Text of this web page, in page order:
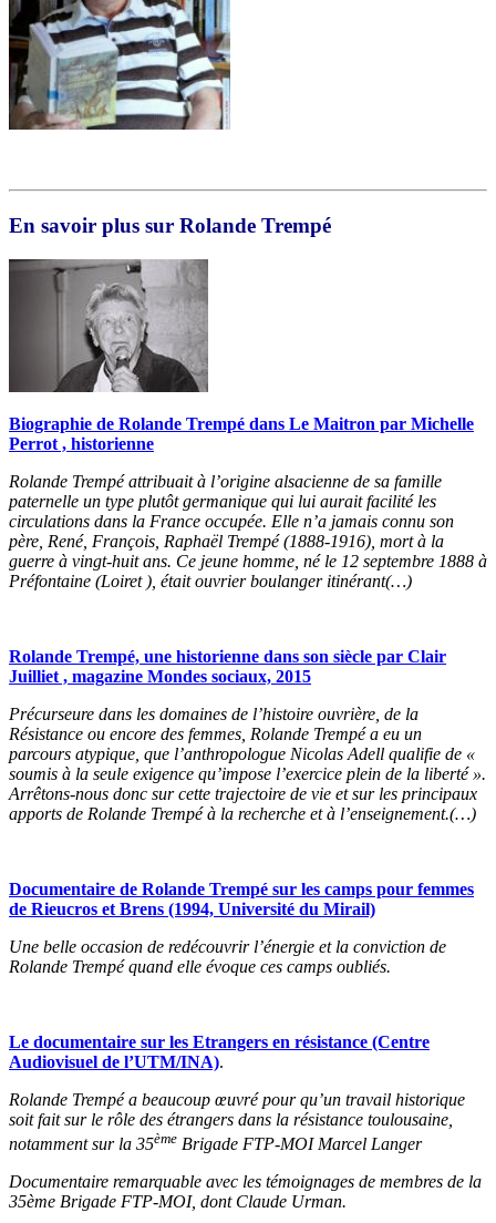
En savoir plus sur Rolande Trempé
Biographie de Rolande Trempé dans Le Maitron par Michelle
Perrot , historienne
Rolande Trempé attribuait à l’origine alsacienne de sa famille
paternelle un type plutôt germanique qui lui aurait facilité les
circulations dans la France occupée. Elle n’a jamais connu son
père, René, François, Raphaël Trempé (1888-1916), mort à la
guerre à vingt-huit ans. Ce jeune homme, né le 12 septembre 1888 à
Préfontaine (Loiret ), était ouvrier boulanger itinérant(…)
Rolande Trempé, une historienne dans son siècle par Clair
Juilliet , magazine Mondes sociaux, 2015
Précurseure dans les domaines de l’histoire ouvrière, de la
Résistance ou encore des femmes, Rolande Trempé a eu un
parcours atypique, que l’anthropologue Nicolas Adell qualifie de «
soumis à la seule exigence qu’impose l’exercice plein de la liberté ».
Arrêtons-nous donc sur cette trajectoire de vie et sur les principaux
apports de Rolande Trempé à la recherche et à l’enseignement.(…)
Documentaire de Rolande Trempé sur les camps pour femmes
de Rieucros et Brens (1994, Université du Mirail)
Une belle occasion de redécouvrir l’énergie et la conviction de
Rolande Trempé quand elle évoque ces camps oubliés.
Le documentaire sur les Etrangers en résistance (Centre
Audiovisuel de l’UTM/INA).
Rolande Trempé a beaucoup œuvré pour qu’un travail historique
soit fait sur le rôle des étrangers dans la résistance toulousaine,
notamment sur la 35ème Brigade FTP-MOI Marcel Langer
Documentaire remarquable avec les témoignages de membres de la
35ème Brigade FTP-MOI, dont Claude Urman.